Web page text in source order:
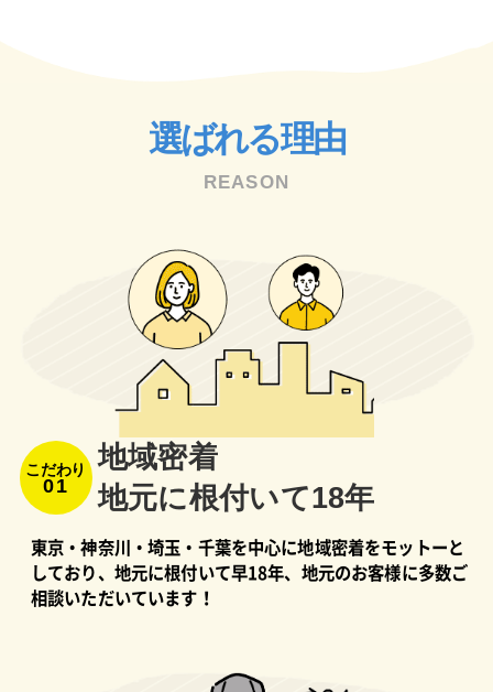
選ばれる理由
REASON
こだわり
01
地域密着
地元に根付いて18年
東京・神奈川・埼玉・千葉を中心に地域密着をモットーと
しており、地元に根付いて早18年、地元のお客様に多数ご
相談いただいています！